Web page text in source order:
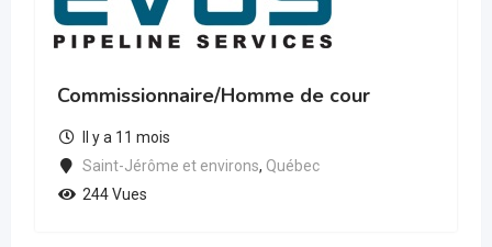
Commissionnaire/Homme de cour
Il y a 11 mois
Saint-Jérôme et environs, Québec
244 Vues